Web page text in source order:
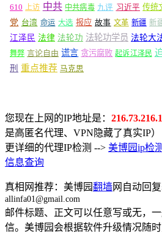
610 上访 中共 中共病毒 九评 习近平 传统
党 台湾 命运 大选 报应 故事 文革 新疆 新
江泽民 法律 法轮功 法轮功学员 法轮大
舞弊 言论自由 谎言 贪污腐败 起诉江泽民
刑 重点推荐 马克思
您现在上网的IP地址是：
是高匿名代理、VPN隐藏了真实IP）
更详细的代理IP检测 --> 美博园ip检
信息查询
真相网推荐：美博园翻墙网自动回
allinfa01@gmail.com
邮件标题、正文可以任意写或无，
信。美博园会根据软件升级情况随时